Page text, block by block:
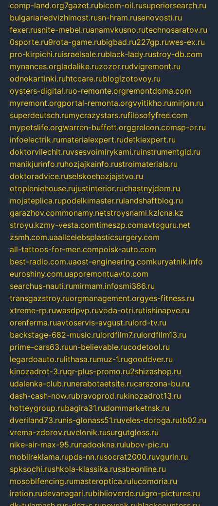
comp-land.org7gazet.rubicom-oil.rusuperiorsearch.ru
bulgarianedvizhimost.rusn-hram.rusenovosti.ru
fexer.rusnite-mebel.ruanamvkusno.rutechnosaratov.ru
0sporte.ru9rota-game.rubigbad.ru227gp.ruwes-ex.ru
pro-kirpichi.ruisraelsale.rublack-lady.rustroy-db.com
mynances.orgladalike.ruzozor.rudvigremont.ru
odnokartinki.ruhtccare.rublogizotovoy.ru
oysters-digital.ruo-remonte.orgremontdoma.com
myremont.orgportal-remonta.orgvyitikho.rumirjon.ru
superdeutsch.rumycrazystars.rufilosofyfree.com
mypetslife.orgwarren-buffett.orggreleon.comsp-or.ru
infoelectrik.rumaterialexpert.rudetkiexpert.ru
doktorvilechit.ruvsesvoimirykami.ruinstrumentgid.ru
manikjurinfo.ruhozjajkainfo.rustroimaterials.ru
doktoradvice.ruselskoehozjajstvo.ru
otopleniehouse.rujustinterior.ruchastnyjdom.ru
mojateplica.rupodelkimaster.rulandshaftblog.ru
garazhov.commonamy.netstroysnami.kzlcna.kz
stroyu.kzmy-vesta.comtimeszp.comavtoguru.net
zsmh.com.uaallcelebsplasticsurgery.com
all-tattoos-for-men.compoisk-auto.com
best-radio.com.uaost-engineering.comkuryatnik.info
euroshiny.com.uaporemontuavto.com
searchus-nauti.rumirmam.infosmi366.ru
transgazstroy.ruorgmanagement.orgyes-fitness.ru
xtreme-rp.ruwasdpvp.ruvoda-otri.rutishinapve.ru
orenferma.ruavtoservis-avgust.rulord-tv.ru
backstage-682-music.rulordfilm7.rulordfilm13.ru
prime-cars63.ruun-believable.rucodetool.ru
legardoauto.rulithasa.rumuz-1.rugooddver.ru
kinozadrot-3.ruqr-plus-promo.ru2shizashop.ru
udalenka-club.runerabotaetsite.rucarszona-bu.ru
dash-cash-now.rubravoprod.rukinozadrot13.ru
hotteygroup.rubagira31.rudommarketnsk.ru
dveriland73.runis-glonass51.ruveles-doroga.rutb02.ru
vrema-zdorov.ruvelonik.rusurgutgloss.ru
nike-air-max-95.runadookna.rulubov-pic.ru
mobilreklama.rupds-nn.rusocrat2000.ruvgurin.ru
spksochi.rushkola-klassika.rusabeonline.ru
mosoblfencing.rumasteroptica.rulucomoria.ru
iration.rudevanagari.rubiblioverde.ruigro-pictures.ru